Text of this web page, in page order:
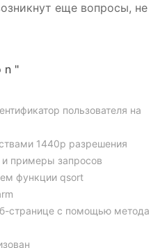
еще вопросы, не
n "
пользователя на
1440p разрешения
и примеры запросов
функции qsort
странице с помощью метода